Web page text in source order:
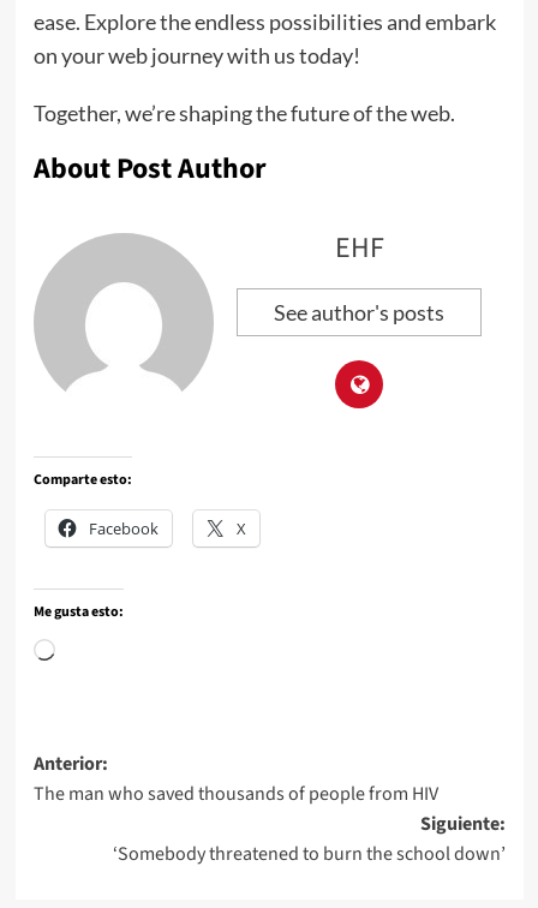
ease. Explore the endless possibilities and embark
on your web journey with us today!
Together, we’re shaping the future of the web.
About Post Author
EHF
See author's posts
Comparte esto:
Facebook X
Me gusta esto:
Anterior:
The man who saved thousands of people from HIV
Siguiente:
‘Somebody threatened to burn the school down’